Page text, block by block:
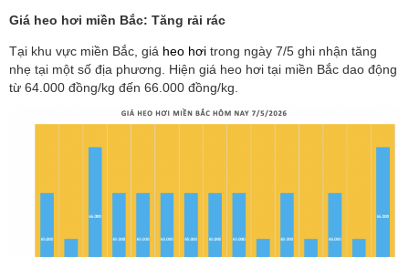
Giá heo hơi miền Bắc: Tăng rải rác
Tại khu vực miền Bắc, giá heo hơi trong ngày 7/5 ghi nhận tăng
nhẹ tại một số địa phương. Hiện giá heo hơi tại miền Bắc dao động
từ 64.000 đồng/kg đến 66.000 đồng/kg.